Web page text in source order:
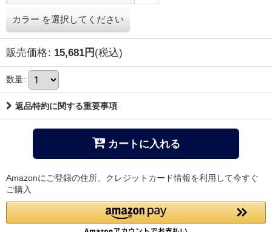
カラー を選択してください
販売価格: 15,681円 (税込)
数量:
返品特約に関する重要事項
カートに入れる
Amazonにご登録の住所、クレジットカード情報を利用して今すぐ
ご購入